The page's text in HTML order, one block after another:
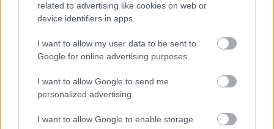
related to advertising like cookies on web or
device identifiers in apps.
I want to allow my user data to be sent to
Google for online advertising purposes.
I want to allow Google to send me
personalized advertising.
I want to allow Google to enable storage